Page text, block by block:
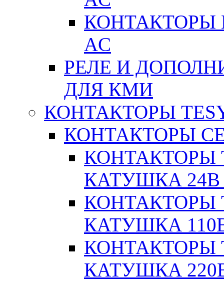
КОНТАКТОРЫ
AC
РЕЛЕ И
ДЛЯ КМИ
КОНТАКТОРЫ
КОНТАКТОРЫ
КОНТАКТОРЫ
КАТУШКА 24В
КОНТАКТОРЫ
КАТУШКА
КОНТАКТОРЫ
КАТУШКА